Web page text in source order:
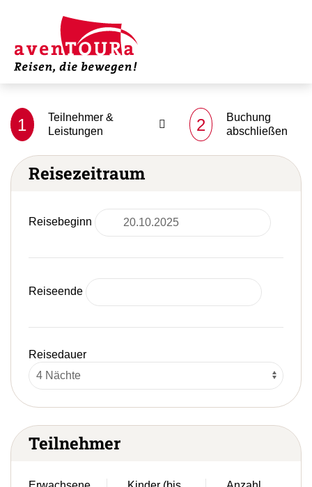
1
Teilnehmer &
Leistungen
2
Buchung
abschließen
Reisezeitraum
Reisebeginn
Reiseende
Reisedauer
Teilnehmer